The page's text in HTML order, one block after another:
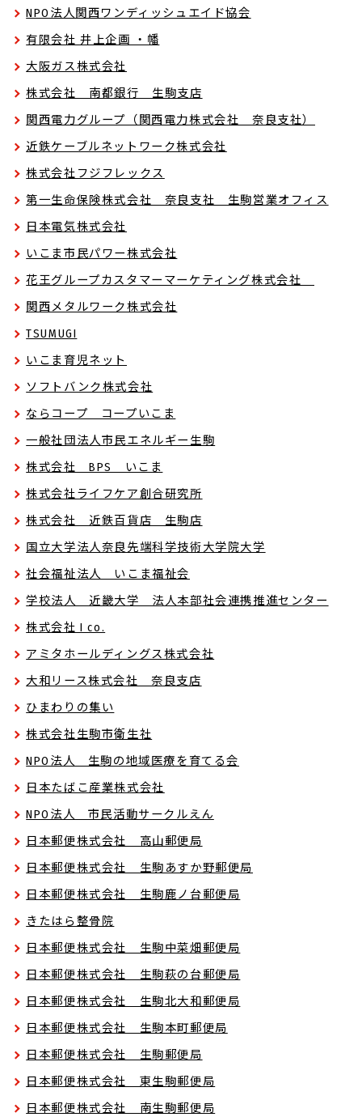
NPO法人関西ワンディッシュエイド協会
有限会社 井上企画 ・幡
大阪ガス株式会社
株式会社 南都銀行 生駒支店
関西電力グループ（関西電力株式会社 奈良支社）
近鉄ケーブルネットワーク株式会社
株式会社フジフレックス
第一生命保険株式会社 奈良支社 生駒営業オフィス
日本電気株式会社
いこま市民パワー株式会社
花王グループカスタマーマーケティング株式会社
関西メタルワーク株式会社
TSUMUGI
いこま育児ネット
ソフトバンク株式会社
ならコープ コープいこま
一般社団法人市民エネルギー生駒
株式会社 BPS いこま
株式会社ライフケア創合研究所
株式会社 近鉄百貨店 生駒店
国立大学法人奈良先端科学技術大学院大学
社会福祉法人 いこま福祉会
学校法人 近畿大学 法人本部社会連携推進センター
株式会社 I co.
アミタホールディングス株式会社
大和リース株式会社 奈良支店
ひまわりの集い
株式会社生駒市衛生社
NPO法人 生駒の地域医療を育てる会
日本たばこ産業株式会社
NPO法人 市民活動サークルえん
日本郵便株式会社 高山郵便局
日本郵便株式会社 生駒あすか野郵便局
日本郵便株式会社 生駒鹿ノ台郵便局
きたはら整骨院
日本郵便株式会社 生駒中菜畑郵便局
日本郵便株式会社 生駒萩の台郵便局
日本郵便株式会社 生駒北大和郵便局
日本郵便株式会社 生駒本町郵便局
日本郵便株式会社 生駒郵便局
日本郵便株式会社 東生駒郵便局
日本郵便株式会社 南生駒郵便局